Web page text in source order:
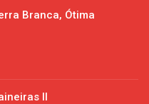
Branca, Ótima
II